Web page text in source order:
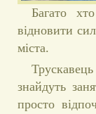
Багато
відновити
міста.
знайдуть
просто